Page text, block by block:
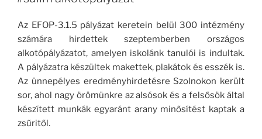
Az EFOP-3.1.5 pályázat keretein belül 300 intézmény
számára hirdettek szeptemberben országos
alkotópályázatot, amelyen iskolánk tanulói is indultak.
A pályázatra készültek makettek, plakátok és esszék is.
Az ünnepélyes eredményhirdetésre Szolnokon került
sor, ahol nagy örömünkre az alsósok és a felsősök által
készített munkák egyaránt arany minősítést kaptak a
zsűritől.